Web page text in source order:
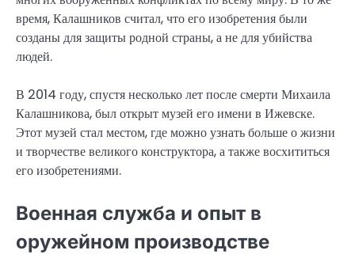
время, Калашников считал, что его изобретения были
созданы для защиты родной страны, а не для убийства
людей.
В 2014 году, спустя несколько лет после смерти Михаила
Калашникова, был открыт музей его имени в Ижевске.
Этот музей стал местом, где можно узнать больше о жизни
и творчестве великого конструктора, а также восхититься
его изобретениями.
Военная служба и опыт в
оружейном производстве